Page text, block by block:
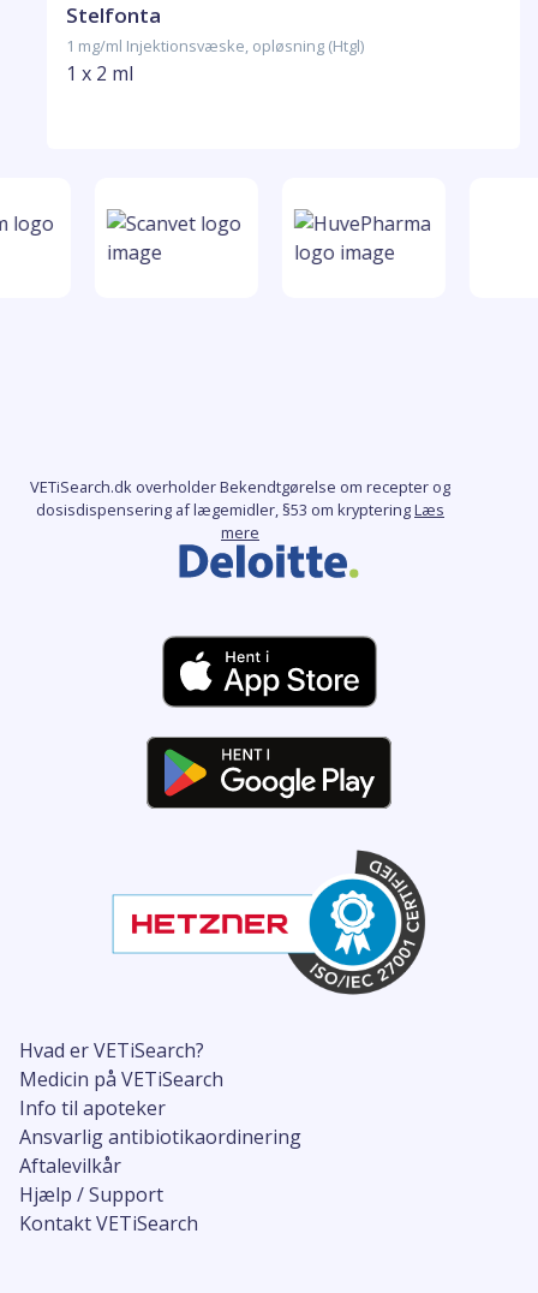
Stelfonta
1 mg/ml Injektionsvæske, opløsning (Htgl)
1 x 2 ml
Hvad er VETiSearch?
Medicin på VETiSearch
Info til apoteker
Ansvarlig antibiotikaordinering
Aftalevilkår
Hjælp / Support
Kontakt VETiSearch
VETiSearch.dk overholder Bekendtgørelse om recepter og
dosisdispensering af lægemidler, §53 om krypteringLæs
mere